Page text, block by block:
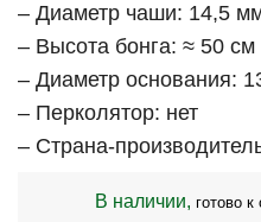
– Диаметр чаши: 14,5
– Высота бонга: ≈ 50 см
– Диаметр основания:
– Перколятор: нет
– Страна-
В наличии, готово